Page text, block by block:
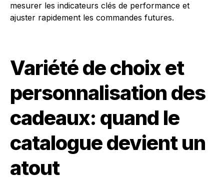
mesurer les indicateurs clés de performance et
ajuster rapidement les commandes futures.
Variété de choix et
personnalisation des
cadeaux: quand le
catalogue devient un
atout